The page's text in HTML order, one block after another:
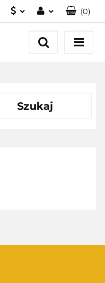
Zaloguj się
Zarejestruj się
(0)
Szukaj